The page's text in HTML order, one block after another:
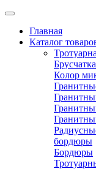
Главная
Каталог
Брусчатка
Колор
бордюры
Бордюры